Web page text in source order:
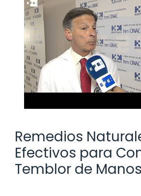
Remedios
Efectivos para
Temblor de Manos